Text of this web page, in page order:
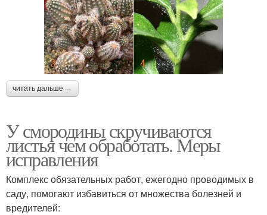
читать дальше →
У смородины скручиваются
листья чем обработать. Меры
исправления
Комплекс обязательных работ, ежегодно проводимых в
саду, помогают избавиться от множества болезней и
вредителей: